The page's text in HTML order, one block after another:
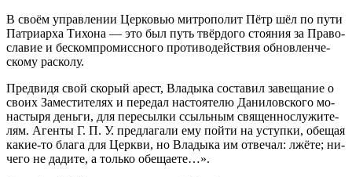
В сво­ём управ­ле­нии Цер­ко­вью мит­ро­по­лит Пётр шёл по пу­ти
Пат­ри­ар­ха Ти­хо­на — это был путь твёр­до­го сто­я­ния за Пра­во­
сла­вие и бес­ком­про­мисс­но­го про­ти­во­дей­ствия об­нов­лен­че­
ско­му рас­ко­лу.
Пред­ви­дя свой ско­рый арест, Вла­ды­ка со­ста­вил за­ве­ща­ние о
сво­их За­ме­сти­те­лях и пе­ре­дал на­сто­я­те­лю Да­ни­лов­ско­го мо­
на­сты­ря день­ги, для пе­ре­сыл­ки ссыль­ным свя­щен­но­слу­жи­те­
лям. Аген­ты Г. П. У. пред­ла­га­ли ему пой­ти на уступ­ки, обе­щая
ка­кие-то бла­га для Церк­ви, но Вла­ды­ка им от­ве­чал: лжё­те; ни­
че­го не да­ди­те, а толь­ко обе­ща­е­те…».